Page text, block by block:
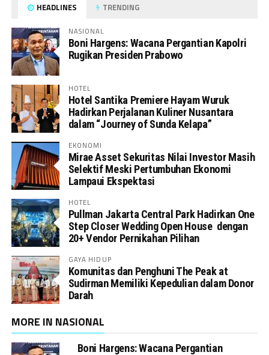
HEADLINES TRENDING
NASIONAL
Boni Hargens: Wacana Pergantian Kapolri
Rugikan Presiden Prabowo
HOTEL
Hotel Santika Premiere Hayam Wuruk
Hadirkan Perjalanan Kuliner Nusantara
dalam “Journey of Sunda Kelapa”
EKONOMI
Mirae Asset Sekuritas Nilai Investor Masih
Selektif Meski Pertumbuhan Ekonomi
Lampaui Ekspektasi
HOTEL
Pullman Jakarta Central Park Hadirkan One
Step Closer Wedding Open House dengan
20+ Vendor Pernikahan Pilihan
GAYA HIDUP
Komunitas dan Penghuni The Peak at
Sudirman Memiliki Kepedulian dalam Donor
Darah
MORE IN NASIONAL
Boni Hargens: Wacana Pergantian